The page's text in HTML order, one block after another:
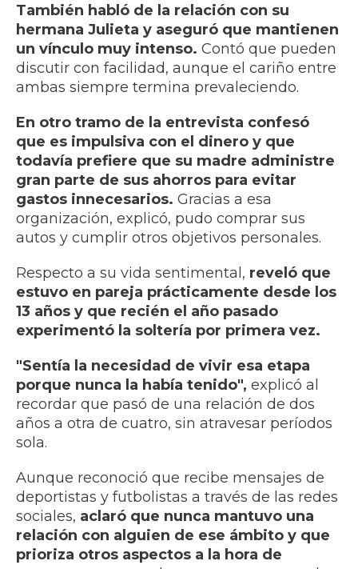
También habló de la relación con su
hermana Julieta y aseguró que mantienen
un vínculo muy intenso. Contó que pueden
discutir con facilidad, aunque el cariño entre
ambas siempre termina prevaleciendo.
En otro tramo de la entrevista confesó
que es impulsiva con el dinero y que
todavía prefiere que su madre administre
gran parte de sus ahorros para evitar
gastos innecesarios. Gracias a esa
organización, explicó, pudo comprar sus
autos y cumplir otros objetivos personales.
Respecto a su vida sentimental, reveló que
estuvo en pareja prácticamente desde los
13 años y que recién el año pasado
experimentó la soltería por primera vez.
"Sentía la necesidad de vivir esa etapa
porque nunca la había tenido", explicó al
recordar que pasó de una relación de dos
años a otra de cuatro, sin atravesar períodos
sola.
Aunque reconoció que recibe mensajes de
deportistas y futbolistas a través de las redes
sociales, aclaró que nunca mantuvo una
relación con alguien de ese ámbito y que
prioriza otros aspectos a la hora de